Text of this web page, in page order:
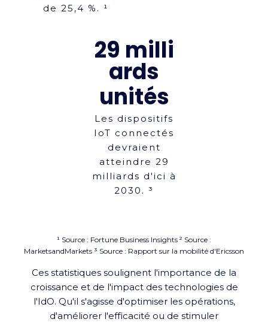
de 25,4 %. ¹
29 milli
ards
unités
Les dispositifs
IoT connectés
devraient
atteindre 29
milliards d'ici à
2030. ³
¹ Source : Fortune Business Insights ² Source :
MarketsandMarkets ³ Source : Rapport sur la mobilité d'Ericsson
Ces statistiques soulignent l'importance de la
croissance et de l'impact des technologies de
l'IdO. Qu'il s'agisse d'optimiser les opérations,
d'améliorer l'efficacité ou de stimuler